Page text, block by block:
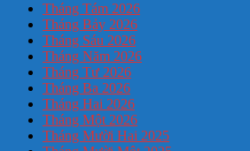
Tháng Tám 2026
Tháng Bảy 2026
Tháng Sáu 2026
Tháng Năm 2026
Tháng Tư 2026
Tháng Ba 2026
Tháng Hai 2026
Tháng Một 2026
Tháng Mười Hai 2025